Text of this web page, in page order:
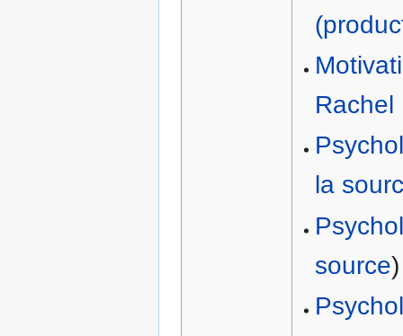
Rachel
la
source)